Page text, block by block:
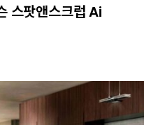
스팟앤스크럽 Ai